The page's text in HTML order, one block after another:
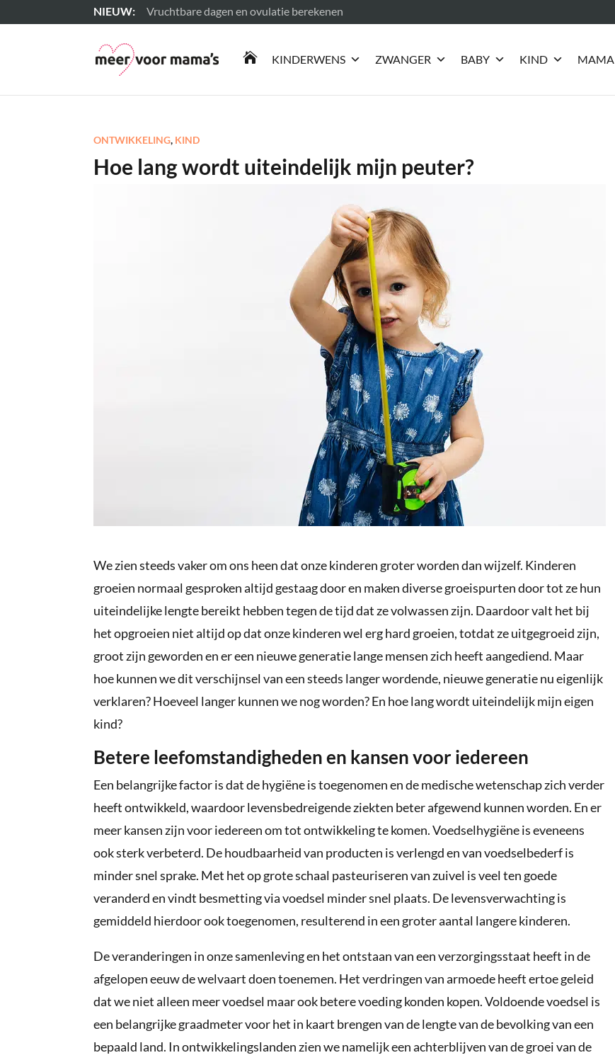
Vruchtbare dagen en ovulatie berekenen
Lees meer
 KINDERWENS ZWANGER BABY KIND MAMA
ONTWIKKELING, KIND
Hoe lang wordt uiteindelijk mijn peuter?
We zien steeds vaker om ons heen dat onze kinderen groter worden dan wijzelf. Kinderen
groeien normaal gesproken altijd gestaag door en maken diverse groeispurten door tot ze hun
uiteindelijke lengte bereikt hebben tegen de tijd dat ze volwassen zijn. Daardoor valt het bij
het opgroeien niet altijd op dat onze kinderen wel erg hard groeien, totdat ze uitgegroeid zijn,
groot zijn geworden en er een nieuwe generatie lange mensen zich heeft aangediend. Maar
hoe kunnen we dit verschijnsel van een steeds langer wordende, nieuwe generatie nu eigenlijk
verklaren? Hoeveel langer kunnen we nog worden? En hoe lang wordt uiteindelijk mijn eigen
kind?
Betere leefomstandigheden en kansen voor iedereen
Een belangrijke factor is dat de hygiëne is toegenomen en de medische wetenschap zich verder
heeft ontwikkeld, waardoor levensbedreigende ziekten beter afgewend kunnen worden. En er
meer kansen zijn voor iedereen om tot ontwikkeling te komen. Voedselhygiëne is eveneens
ook sterk verbeterd. De houdbaarheid van producten is verlengd en van voedselbederf is
minder snel sprake. Met het op grote schaal pasteuriseren van zuivel is veel ten goede
veranderd en vindt besmetting via voedsel minder snel plaats. De levensverwachting is
gemiddeld hierdoor ook toegenomen, resulterend in een groter aantal langere kinderen.
De veranderingen in onze samenleving en het ontstaan van een verzorgingsstaat heeft in de
afgelopen eeuw de welvaart doen toenemen. Het verdringen van armoede heeft ertoe geleid
dat we niet alleen meer voedsel maar ook betere voeding konden kopen. Voldoende voedsel is
een belangrijke graadmeter voor het in kaart brengen van de lengte van de bevolking van een
bepaald land. In ontwikkelingslanden zien we namelijk een achterblijven van de groei van de